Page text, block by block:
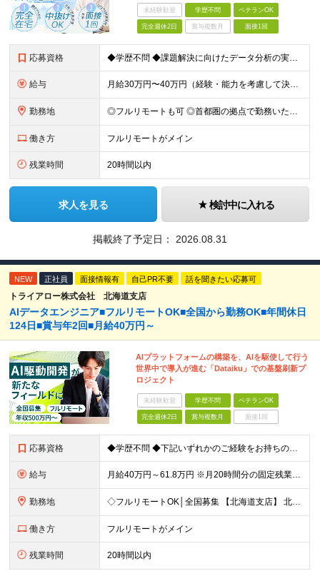
未経験歓迎 学歴不問 ベテランOK
完全週休2日 賞与複数月 面接1回
応募資格 ◆学歴不問 ◆課題解決に向けたデータ分析の実務経験 ※事業会社でのご経験をお持ちの方、 データ分析～プレゼンまでのご経験をお持ちの方は尚歓迎します ＜歓迎要件・求める人物像＞ ◎複雑な課題を整理し
給与 月給30万円〜40万円（経験・能力を考慮して決定） ※固定残業代20時間分（4.0〜5.5万円）含む／超過分は全額支給 ※経験・スキルを考慮のうえ決定いたします ※6ヶ月の試用期間あり。期間中の待遇に
勤務地 ◎フルリモートも可 ◎首都圏の拠点で勤務いただくことを想定しております ■本社（湘南本社） 神奈川県藤沢市辻堂神台2-2-1 アイクロス湘南8階 └JR東海道線「辻堂駅」徒歩3分 ■東北支社 秋田
働き方 フルリモートがメイン
残業時間 20時間以内
求人を見る 検討中に入れる
掲載終了予定日： 2026.08.31
NEW 正社員 面接情報有 自己PR不要 話を聞きたい応募可
トライアロー株式会社 北海道支店
AIデータエンジニア■フルリモートOK■全国から勤務OK■年間休日
124日■賞与年2回■月給40万円～
AIプラットフォームの構築を、AIを駆使して行う
世界中で導入が進む「Dataiku」での基盤刷新プ
ロジェクト
未経験歓迎 学歴不問 ベテランOK
完全週休2日 賞与複数月 面接1回
応募資格 ◆学歴不問 ◆下記いずれかのご経験をお持ちの方 ・Webアプリケーション開発の実務経験（目安：7年以上） ・要件定義・基本設計など、上流工程の経験（目安：3年以上） ・Pythonでの開発経験（目安：
給与 月給40万円～61.8万円 ※月20時間分の固定残業代（58,000円～）を含む。超過時間分を別途支給 ※年齢、経験、スキル、前職給与などを考慮のうえ、決定いたします。 ※試用期間6ヶ月あり。期間中
勤務地 ◇フルリモートOK│全国募集 【北海道支店】 北海道札幌市中央区南一条西2丁目5番地 ※(変更の範囲)上記を除く当社関連勤務地 ※通勤不要
働き方 フルリモートがメイン
残業時間 20時間以内